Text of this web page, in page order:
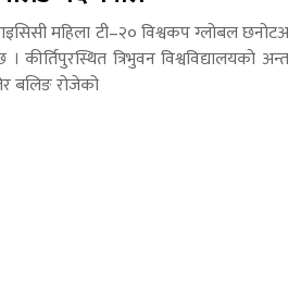
महिला टी–२० विश्वकप ग्लोबल
त्रिभुवन विश्वविद्यालयको
बलिङ रोजेको